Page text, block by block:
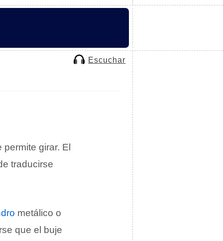
Escuchar
girar. El
traducirse
metálico o
que el buje